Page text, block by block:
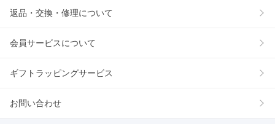
返品・交換・修理について
会員サービスについて
ギフトラッピングサービス
お問い合わせ